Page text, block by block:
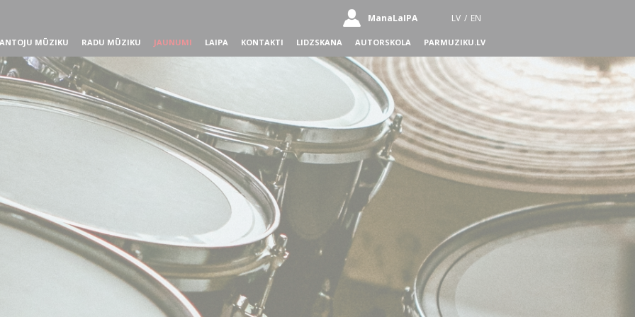
ManaLaIPA LV / EN
MŪZIKU RADU MŪZIKU JAUNUMI LAIPA KONTAKTI LIDZSKANA AUTORSKOLA PARMUZIKU.LV